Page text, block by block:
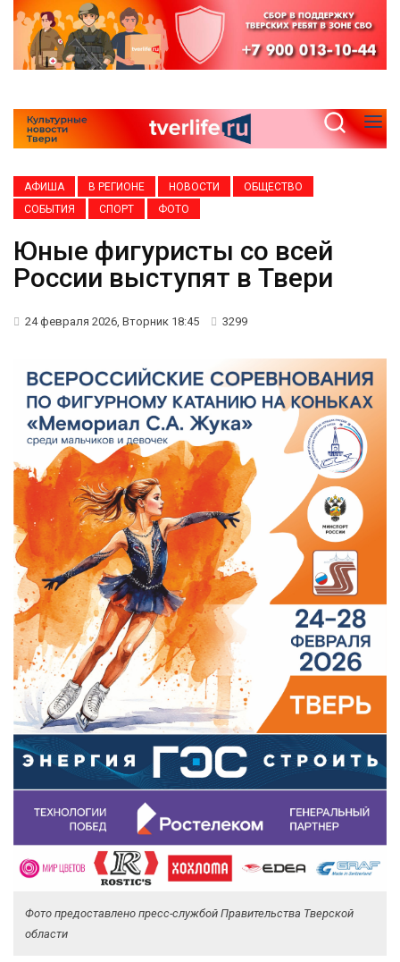
АФИША В РЕГИОНЕ НОВОСТИ
ОБЩЕСТВО
СОБЫТИЯ
СПОРТ ФОТО
Юные фигуристы со всей
России выступят в Твери
24 февраля 2026, Вторник 18:45 3299
Фото предоставлено пресс-службой Правительства Тверской
области